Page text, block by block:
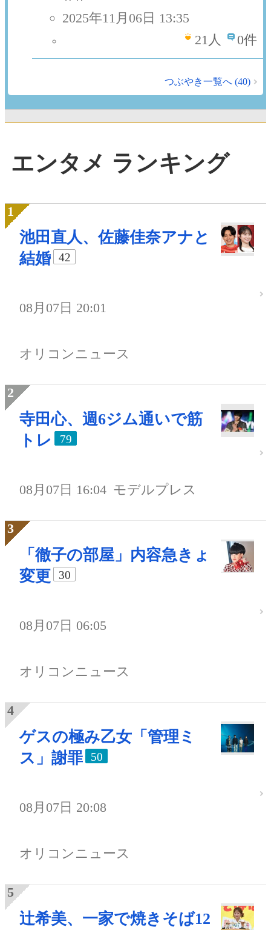
2025年11月06日 13:35
21人 0件
つぶやき一覧へ (40)
エンタメ ランキング
池田直人、佐藤佳奈アナと
結婚
42
08月07日 20:01
オリコンニュース
寺田心、週6ジム通いで筋
トレ
79
08月07日 16:04 モデルプレス
「徹子の部屋」内容急きょ
変更
30
08月07日 06:05
オリコンニュース
ゲスの極み乙女「管理ミ
ス」謝罪
50
08月07日 20:08
オリコンニュース
辻希美、一家で焼きそば12